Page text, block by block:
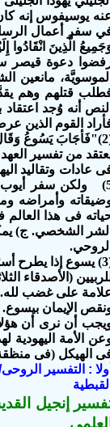
يوسيفوس إنه
الَّذِينَ
دعوة قيصر
الموسويَّة، مانعين
قتلهم وهم
النص أنه وُجد
القوم الذين
(2)"فَأجَابَ يَسُوعُ
وأمراضه
فى هذا
الشر الشخصي. ج)
الروحي.
1 واللاهوت التقريبي
(الأصدقاء
على غضب لله.
الإيمان بيسوع.
أن نرى أن
الأمة اليهودية
الهيكل (فى
أولا : التفسير
القبطية
إنجيل